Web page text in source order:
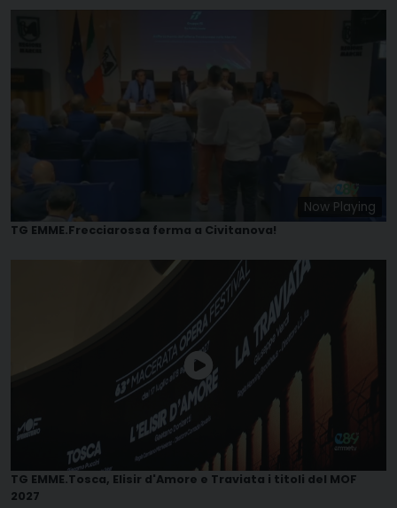
Now Playing
TG EMME.Frecciarossa ferma a Civitanova!
TG EMME.Tosca, Elisir d'Amore e Traviata i titoli del MOF
2027